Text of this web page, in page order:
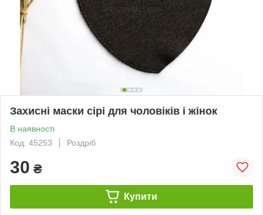
Захисні маски сірі для чоловіків і жінок
В наявності
Код: 45253
Роздріб
30 ₴
Купити